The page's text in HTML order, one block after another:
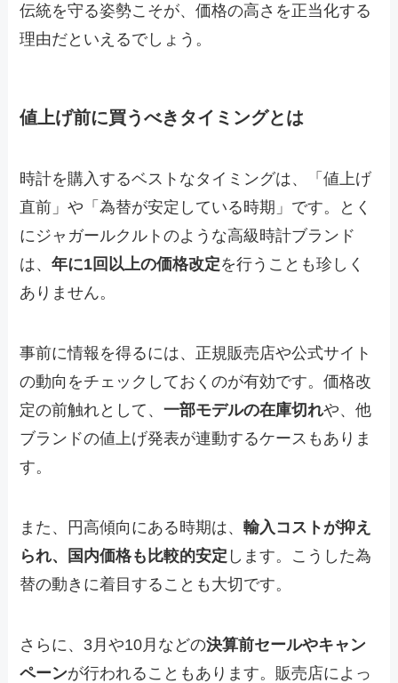
伝統を守る姿勢こそが、価格の高さを正当化する
理由だといえるでしょう。
値上げ前に買うべきタイミングとは
時計を購入するベストなタイミングは、「値上げ
直前」や「為替が安定している時期」です。とく
にジャガールクルトのような高級時計ブランド
は、年に1回以上の価格改定を行うことも珍しく
ありません。
事前に情報を得るには、正規販売店や公式サイト
の動向をチェックしておくのが有効です。価格改
定の前触れとして、一部モデルの在庫切れや、他
ブランドの値上げ発表が連動するケースもありま
す。
また、円高傾向にある時期は、輸入コストが抑え
られ、国内価格も比較的安定 します。こうした為
替の動きに着目することも大切です。
さらに、3月や10月などの決算前セールやキャン
ペーンが行われることもあります。販売店によっ